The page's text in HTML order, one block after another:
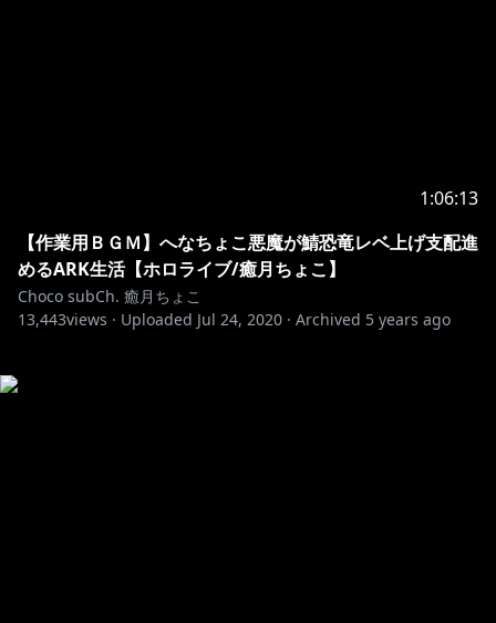
1:06:13
【作業用ＢＧＭ】へなちょこ悪魔が鯖恐竜レベ上げ支配進
めるARK生活【ホロライブ/癒月ちょこ】
Choco subCh. 癒月ちょこ
13,443views · Uploaded Jul 24, 2020 · Archived 5 years ago